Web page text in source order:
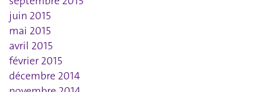
juin 2015
mai 2015
avril 2015
février 2015
décembre 2014